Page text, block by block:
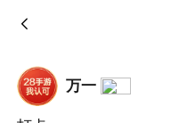
万一